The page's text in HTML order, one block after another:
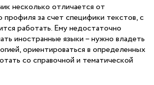
несколько отличается от
профиля за счет специфики текстов, с
работать. Ему недостаточно
иностранные языки – нужно владеть
ориентироваться в определенных
со справочной и тематической